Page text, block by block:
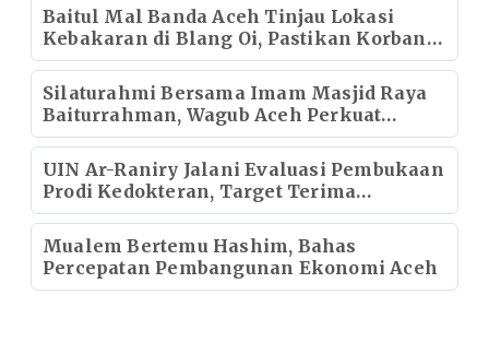
Baitul Mal Banda Aceh Tinjau Lokasi
Kebakaran di Blang Oi, Pastikan Korban
Mendapat Dukungan Kebutuhan Pokok
Silaturahmi Bersama Imam Masjid Raya
Baiturrahman, Wagub Aceh Perkuat
Sinergi dengan Ulama
UIN Ar-Raniry Jalani Evaluasi Pembukaan
Prodi Kedokteran, Target Terima
Mahasiswa Baru Tahun Ini
Mualem Bertemu Hashim, Bahas
Percepatan Pembangunan Ekonomi Aceh